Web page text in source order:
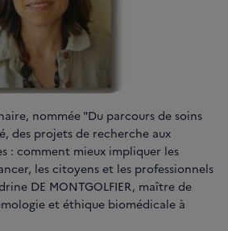
nommée "Du parcours de soins
des projets de recherche aux
: comment mieux impliquer les
les citoyens et les professionnels
DE MONTGOLFIER, maître de
et éthique biomédicale à